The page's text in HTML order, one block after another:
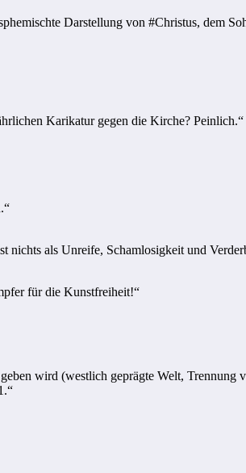
Darstellung von #Christus, dem
Karikatur gegen die Kirche? Peinlich.“
nichts als Unreife, Schamlosigkeit und
für die Kunstfreiheit!“
wird (westlich geprägte Welt, Trennung